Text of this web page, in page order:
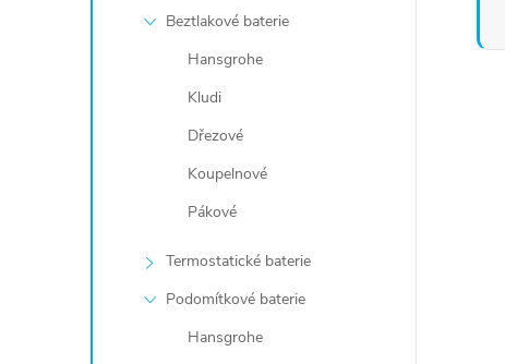
Beztlakové baterie
Hansgrohe
Kludi
Dřezové
Koupelnové
Pákové
Termostatické baterie
Podomítkové baterie
Hansgrohe